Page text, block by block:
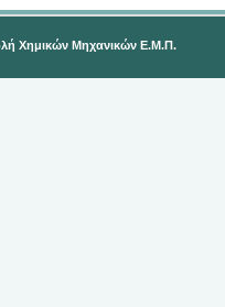
Χημικών Μηχανικών Ε.Μ.Π.